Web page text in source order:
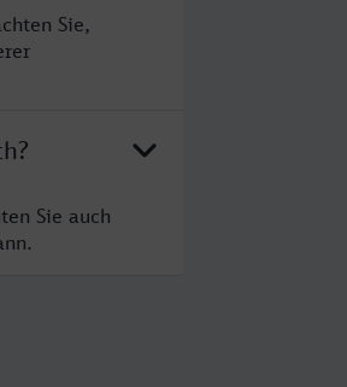
Sie,
Sie auch